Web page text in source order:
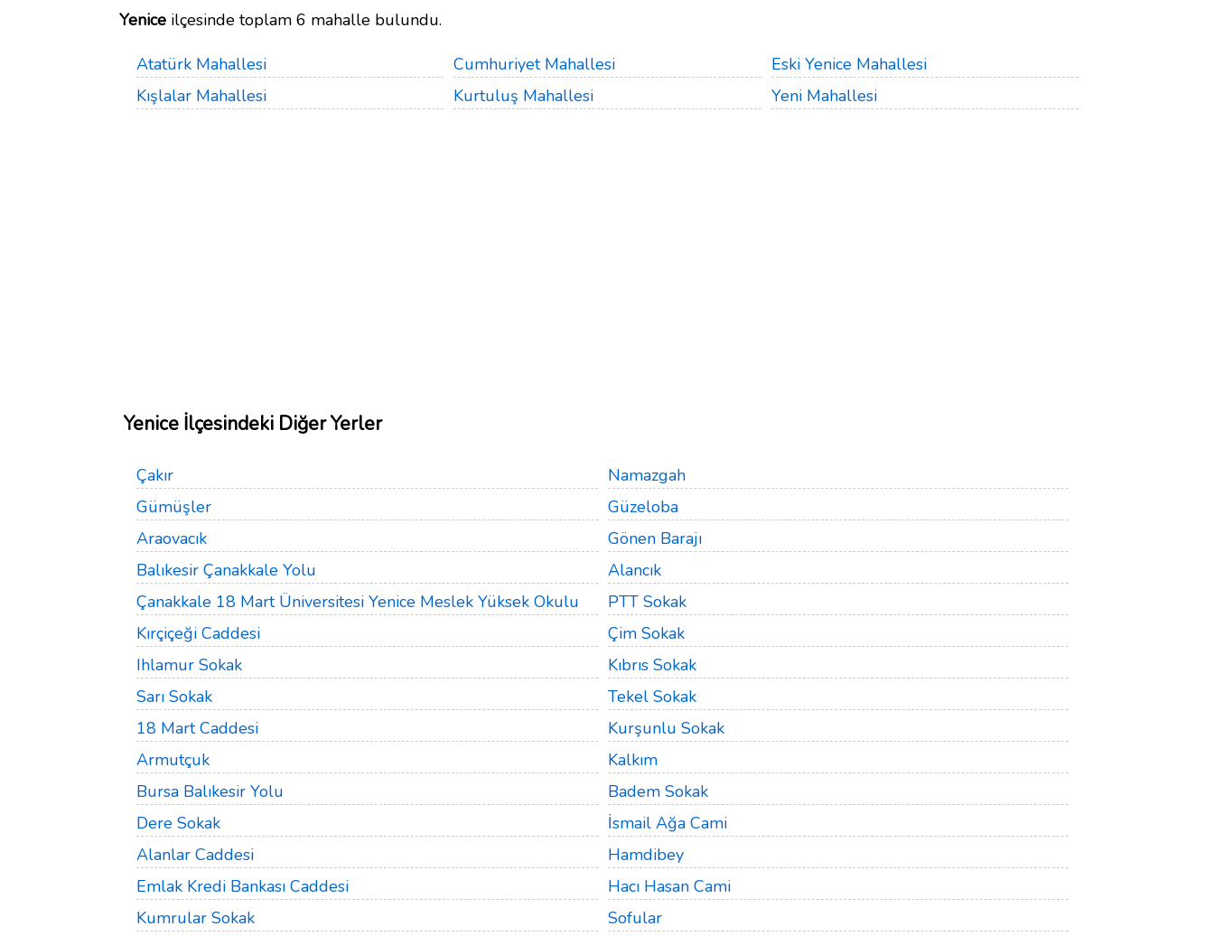
Yenice ilçesinde toplam 6 mahalle bulundu.
Atatürk Mahallesi Cumhuriyet Mahallesi
Eski Yenice Mahallesi
Kışlalar Mahallesi
Kurtuluş Mahallesi Yeni Mahallesi
Yenice İlçesindeki Diğer Yerler
Çakır
Namazgah
Gümüşler
Güzeloba
Araovacık
Gönen Barajı
Balıkesir Çanakkale Yolu
Alancık
Çanakkale 18 Mart Üniversitesi Yenice Meslek Yüksek Okulu
PTT Sokak
Kırçiçeği Caddesi
Çim Sokak
Ihlamur Sokak
Kıbrıs Sokak
Sarı Sokak
Tekel Sokak
18 Mart Caddesi
Kurşunlu Sokak
Armutçuk
Kalkım
Bursa Balıkesir Yolu
Badem Sokak
Dere Sokak
İsmail Ağa Cami
Alanlar Caddesi
Hamdibey
Emlak Kredi Bankası Caddesi
Hacı Hasan Cami
Kumrular Sokak
Sofular